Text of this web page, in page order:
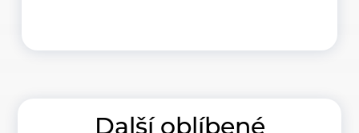
Další oblíbené